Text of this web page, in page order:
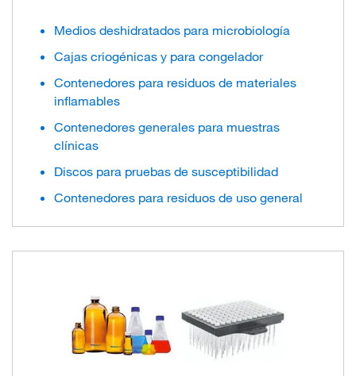
Medios deshidratados para microbiología
Cajas criogénicas y para congelador
Contenedores para residuos de materiales
inflamables
Contenedores generales para muestras
clínicas
Discos para pruebas de susceptibilidad
Contenedores para residuos de uso general